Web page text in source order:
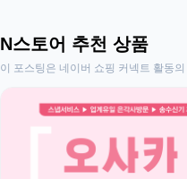
N스토어 추천 상품
이 포스팅은 네이버 쇼핑 커넥트 활동